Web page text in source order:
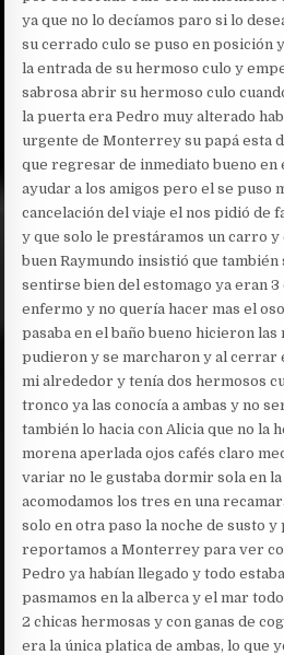
ya que no lo decíamos paro si lo
su cerrado culo se puso en posición
la entrada de su hermoso culo y
sabrosa abrir su hermoso culo
la puerta era Pedro muy alterado
urgente de Monterrey su papá esta
que regresar de inmediato bueno en
ayudar a los amigos pero el se puso
cancelación del viaje el nos pidió de
y que solo le prestáramos un carro
buen Raymundo insistió que
sentirse bien del estomago ya eran
enfermo y no quería hacer mas el
pasaba en el baño bueno hicieron
pudieron y se marcharon y al cerrar
mi alrededor y tenía dos hermosos
tronco ya las conocía a ambas y no
también lo hacia con Alicia que no la
morena aperlada ojos cafés claro
variar no le gustaba dormir sola en
acomodamos los tres en una
solo en otra paso la noche de susto y
reportamos a Monterrey para ver
Pedro ya habían llegado y todo
pasmamos en la alberca y el mar
2 chicas hermosas y con ganas de
era la única platica de ambas, lo que